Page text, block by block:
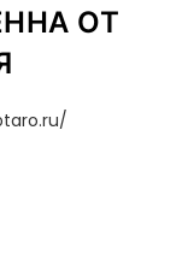
ОТ